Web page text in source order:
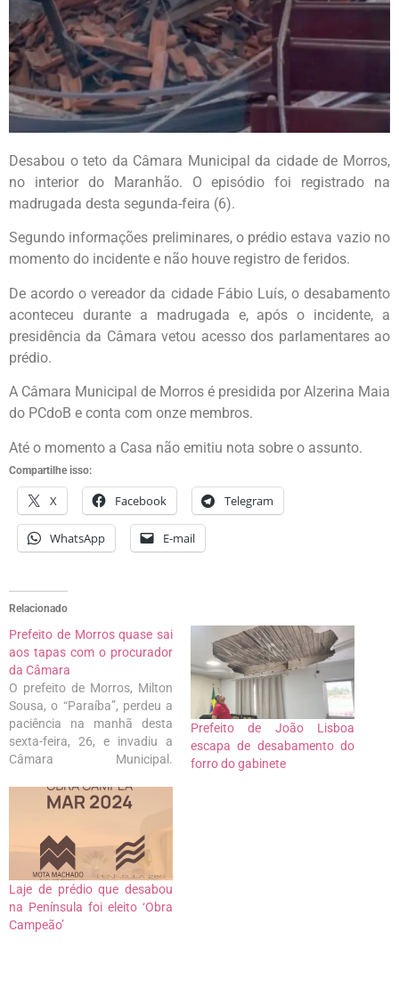
Desabou o teto da Câmara Municipal da cidade de Morros,
no interior do Maranhão. O episódio foi registrado na
madrugada desta segunda-feira (6).
Segundo informações preliminares, o prédio estava vazio no
momento do incidente e não houve registro de feridos.
De acordo o vereador da cidade Fábio Luís, o desabamento
aconteceu durante a madrugada e, após o incidente, a
presidência da Câmara vetou acesso dos parlamentares ao
prédio.
A Câmara Municipal de Morros é presidida por Alzerina Maia
do PCdoB e conta com onze membros.
Até o momento a Casa não emitiu nota sobre o assunto.
Compartilhe isso:
X Facebook Telegram
WhatsApp E-mail
Relacionado
Prefeito de Morros quase sai
aos tapas com o procurador
da Câmara
O prefeito de Morros, Milton
Sousa, o “Paraíba”, perdeu a
paciência na manhã desta
sexta-feira, 26, e invadiu a
Câmara Municipal.
descontrolado, o gestor
partiu pra cima do
advogado José Werley e
disparou várias ofensas. Um
vídeo que circula nas redes,
Paraíba é visto de dedo…
Prefeito de João Lisboa
escapa de desabamento do
forro do gabinete
Laje de prédio que desabou
na Península foi eleito ‘Obra
Campeão’